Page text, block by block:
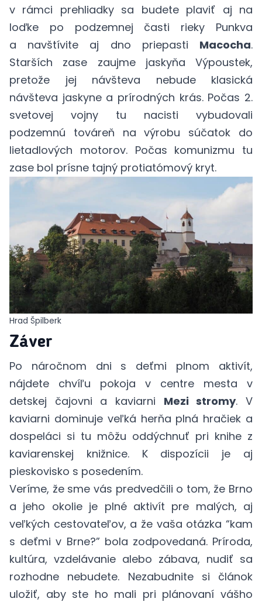
v rámci prehliadky sa budete plaviť aj na
loďke po podzemnej časti rieky Punkva
a navštívite aj dno priepasti Macocha.
Starších zase zaujme jaskyňa Výpoustek,
pretože jej návšteva nebude klasická
návšteva jaskyne a prírodných krás. Počas 2.
svetovej vojny tu nacisti vybudovali
podzemnú továreň na výrobu súčatok do
lietadlových motorov. Počas komunizmu tu
zase bol prísne tajný protiatómový kryt.
Hrad Špilberk
Záver
Po náročnom dni s deťmi plnom aktivít,
nájdete chvíľu pokoja v centre mesta v
detskej čajovni a kaviarni Mezi stromy. V
kaviarni dominuje veľká herňa plná hračiek a
dospeláci si tu môžu oddýchnuť pri knihe z
kaviarenskej knižnice. K dispozícii je aj
pieskovisko s posedením.
Veríme, že sme vás predvedčili o tom, že Brno
a jeho okolie je plné aktivít pre malých, aj
veľkých cestovateľov, a že vaša otázka “kam
s deťmi v Brne?” bola zodpovedaná. Príroda,
kultúra, vzdelávanie alebo zábava, nudiť sa
rozhodne nebudete. Nezabudnite si článok
uložiť, aby ste ho mali pri plánovaní vášho